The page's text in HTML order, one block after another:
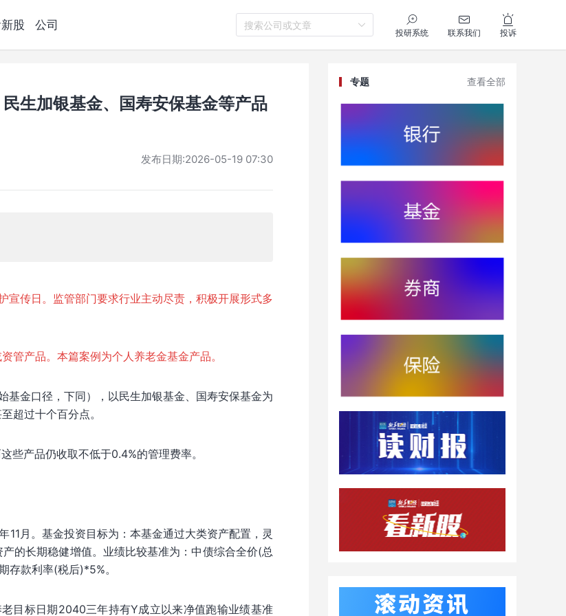
股 公司 搜索公司或文章
投研系统 联系我们 投诉
生加银基金、国寿安保基金等产品
发布日期:2026-05-19 07:30
传日。监管部门要求行业主动尽责，积极开展形式多
管产品。本篇案例为个人养老金基金产品。
金口径，下同），以民生加银基金、国寿安保基金为
超过十个百分点。
些产品仍收取不低于0.4%的管理费率。
月。基金投资目标为：本基金通过大类资产配置，灵
的长期稳健增值。业绩比较基准为：中债综合全价(总
款利率(税后)*5%。
目标日期2040三年持有Y成立以来净值跑输业绩基准
专题 查看全部